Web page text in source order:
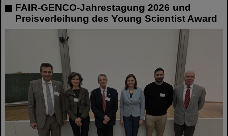
FAIR-GENCO-Jahrestagung 2026 und
Preisverleihung des Young Scientist Award